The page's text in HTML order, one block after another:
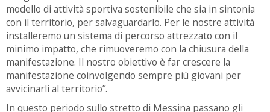
modello di attività sportiva sostenibile che sia in sintonia
con il territorio, per salvaguardarlo. Per le nostre attività
installeremo un sistema di percorso attrezzato con il
minimo impatto, che rimuoveremo con la chiusura della
manifestazione. Il nostro obiettivo è far crescere la
manifestazione coinvolgendo sempre più giovani per
avvicinarli al territorio”.
In questo periodo sullo stretto di Messina passano gli